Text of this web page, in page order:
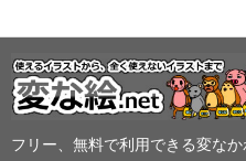
フリー、無料で利用できる変な